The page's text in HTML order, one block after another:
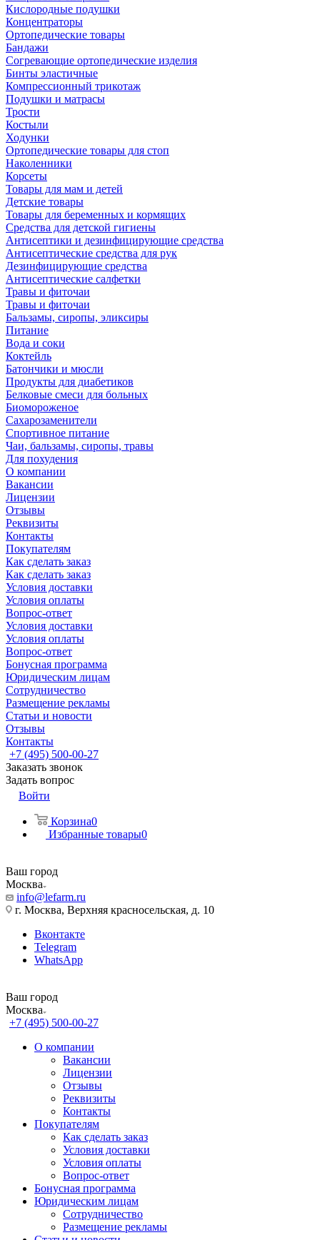
Кислородные подушки
Концентраторы
Ортопедические товары
Бандажи
Согревающие ортопедические изделия
Бинты эластичные
Компрессионный трикотаж
Подушки и матрасы
Трости
Костыли
Ходунки
Ортопедические товары для стоп
Наколенники
Корсеты
Товары для мам и детей
Детские товары
Товары для беременных и кормящих
Средства для детской гигиены
Антисептики и дезинфицирующие средства
Антисептические средства для рук
Дезинфицирующие средства
Антисептические салфетки
Травы и фиточаи
Травы и фиточаи
Бальзамы, сиропы, эликсиры
Питание
Вода и соки
Коктейль
Батончики и мюсли
Продукты для диабетиков
Белковые смеси для больных
Биомороженое
Сахарозаменители
Спортивное питание
Чаи, бальзамы, сиропы, травы
Для похудения
О компании
Вакансии
Лицензии
Отзывы
Реквизиты
Контакты
Покупателям
Как сделать заказ
Как сделать заказ
Условия доставки
Условия оплаты
Вопрос-ответ
Условия доставки
Условия оплаты
Вопрос-ответ
Бонусная программа
Юридическим лицам
Сотрудничество
Размещение рекламы
Статьи и новости
Отзывы
Контакты
+7 (495) 500-00-27
Заказать звонок
Задать вопрос
Войти
Корзина0
Избранные товары0
Ваш город
Москва
info@lefarm.ru
г. Москва, Верхняя красносельская, д. 10
Вконтакте
Telegram
WhatsApp
Ваш город
Москва
+7 (495) 500-00-27
О компании
Вакансии
Лицензии
Отзывы
Реквизиты
Контакты
Покупателям
Как сделать заказ
Условия доставки
Условия оплаты
Вопрос-ответ
Бонусная программа
Юридическим лицам
Сотрудничество
Размещение рекламы